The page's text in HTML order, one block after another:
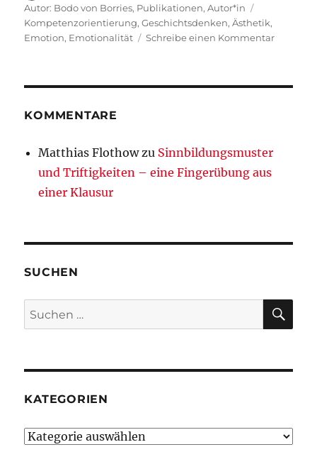
am
Autor: Bodo von Borries, Publikationen,Autor*in
Kompetenzorientierung,Geschichtsdenken,Ästhetik,
Emotion, Emotionalität Schreibe einen Kommentarzu
Historie.
der
KOMMENTARE
Matthias Flothowzu Sinnbildungsmuster
und Triftigkeiten – eine Fingerübung aus
einer Klausur
SUCHEN
Suchen
nach:
KATEGORIEN
Kategorien